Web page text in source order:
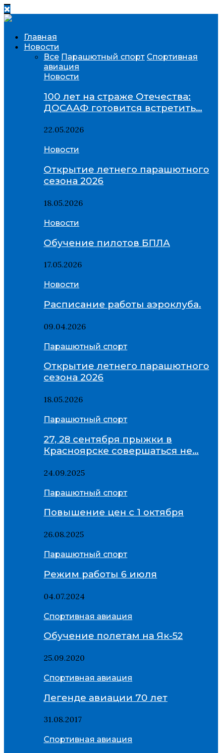
Главная
Новости
Все Парашютный спорт Спортивная
авиация
Новости
100 лет на страже Отечества:
ДОСААФ готовится встретить…
22.05.2026
Новости
Открытие летнего парашютного
сезона 2026
18.05.2026
Новости
Обучение пилотов БПЛА
17.05.2026
Новости
Расписание работы аэроклуба.
09.04.2026
Парашютный спорт
Открытие летнего парашютного
сезона 2026
18.05.2026
Парашютный спорт
27, 28 сентября прыжки в
Красноярске совершаться не…
24.09.2025
Парашютный спорт
Повышение цен с 1 октября
26.08.2025
Парашютный спорт
Режим работы 6 июля
04.07.2024
Спортивная авиация
Обучение полетам на Як-52
25.09.2020
Спортивная авиация
Легенде авиации 70 лет
31.08.2017
Спортивная авиация